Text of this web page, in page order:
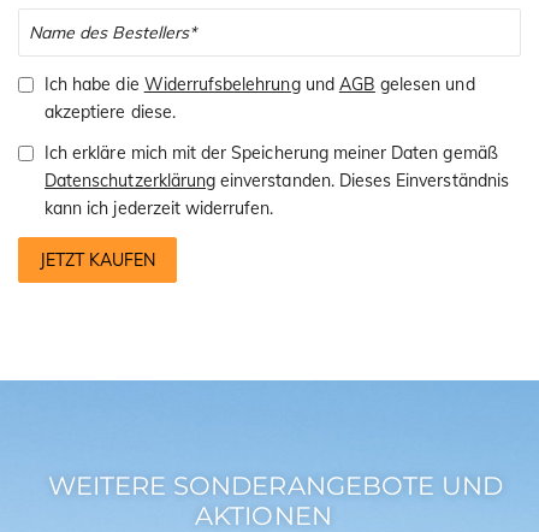
Ich habe die Widerrufsbelehrungund AGB gelesen und
akzeptiere diese.
Ich erkläre mich mit der Speicherung meiner Daten gemäß
Datenschutzerklärung einverstanden. Dieses Einverständnis
kann ich jederzeit widerrufen.
JETZT KAUFEN
WEITERE SONDERANGEBOTE UND
AKTIONEN